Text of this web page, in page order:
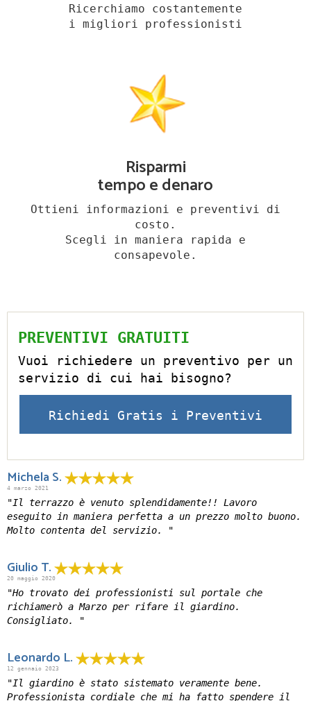
Ricerchiamo costantemente
i migliori professionisti
Risparmi
tempo e denaro
Ottieni informazioni e preventivi di
costo.
Scegli in maniera rapida e
consapevole.
PREVENTIVI GRATUITI
Vuoi richiedere un preventivo per un
servizio di cui hai bisogno?
Richiedi Gratis i Preventivi
Michela S.
4 marzo 2021
"Il terrazzo è venuto splendidamente!! Lavoro
eseguito in maniera perfetta a un prezzo molto buono.
Molto contenta del servizio. "
Giulio T.
20 maggio 2020
"Ho trovato dei professionisti sul portale che
richiamerò a Marzo per rifare il giardino.
Consigliato. "
Leonardo L.
12 gennaio 2023
"Il giardino è stato sistemato veramente bene.
Professionista cordiale che mi ha fatto spendere il